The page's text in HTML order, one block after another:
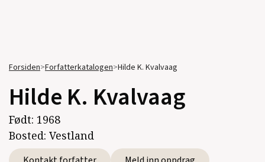
Forsiden>Forfatterkatalogen>Hilde K. Kvalvaag
Hilde K. Kvalvaag
Født: 1968
Bosted: Vestland